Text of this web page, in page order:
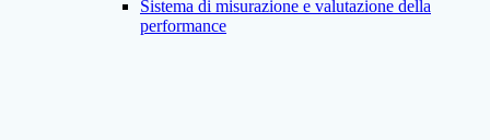
Sistema di misurazione e valutazione della
performance